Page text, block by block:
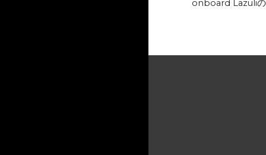
onboard Lazuli